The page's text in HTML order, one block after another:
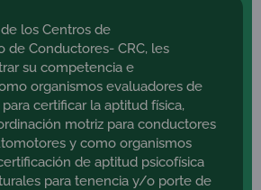
de la conformidad a
administrativa de los procesos
desde el año 2017 como
sectorial en la Coordinación
Automotor y
desde 2019.
los Centros de
de Conductores- CRC, les
su competencia e
organismos evaluadores de
certificar la aptitud física,
motriz para conductores
y como organismos
de aptitud psicofísica
para tenencia y/o porte de